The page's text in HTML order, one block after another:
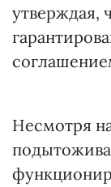
утверждая,
Несмотря